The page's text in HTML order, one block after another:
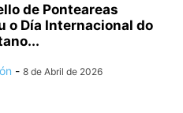
de Ponteareas
o Día Internacional do
- 8 de Abril de 2026